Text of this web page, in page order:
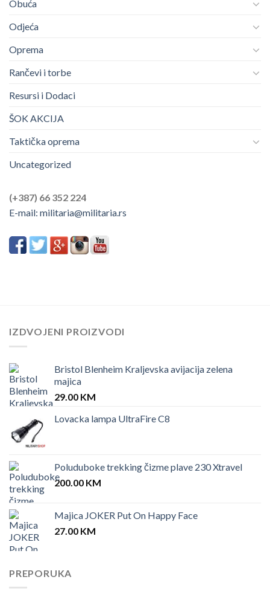
Obuća
Odjeća
Oprema
Rančevi i torbe
Resursi i Dodaci
ŠOK AKCIJA
Taktička oprema
Uncategorized
(+387) 66 352 224
E-mail: militaria@militaria.rs
IZDVOJENI PROIZVODI
Bristol Blenheim Kraljevska avijacija zelena
majica
29.00 KM
Lovacka lampa UltraFire C8
Poluduboke trekking čizme plave 230 Xtravel
200.00 KM
Majica JOKER Put On Happy Face
27.00 KM
PREPORUKA